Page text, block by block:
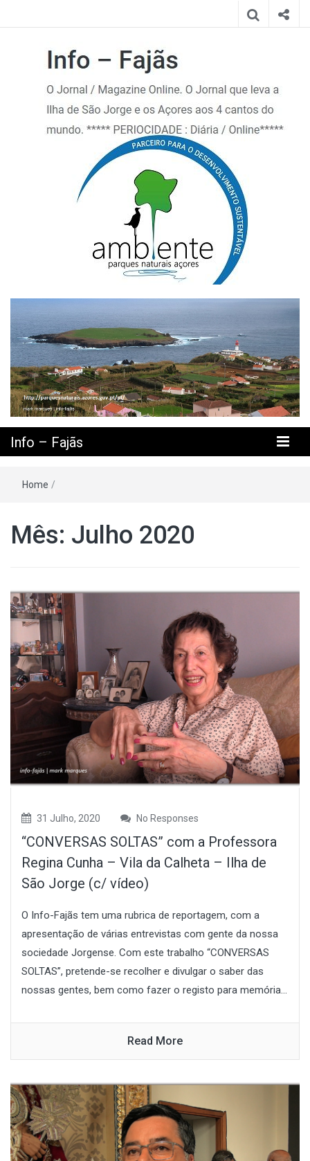
Info – Fajãs
Home /
Mês: Julho 2020
31 Julho, 2020 No Responses
“CONVERSAS SOLTAS” com a Professora
Regina Cunha – Vila da Calheta – Ilha de
São Jorge (c/ vídeo)
O Info-Fajãs tem uma rubrica de reportagem, com a
apresentação de várias entrevistas com gente da nossa
sociedade Jorgense. Com este trabalho “CONVERSAS
SOLTAS”, pretende-se recolher e divulgar o saber das
nossas gentes, bem como fazer o registo para memória...
Read More